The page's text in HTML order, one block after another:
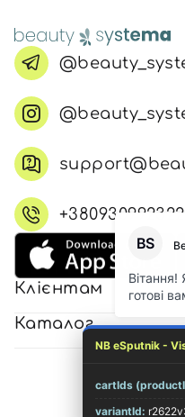
+380930992322
Клієнтам
Каталог
© 2026 Всі
NB eSputnik -
cartIds
variantId: